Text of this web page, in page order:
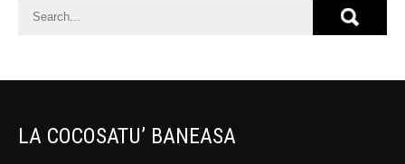
LA COCOSATU’ BANEASA